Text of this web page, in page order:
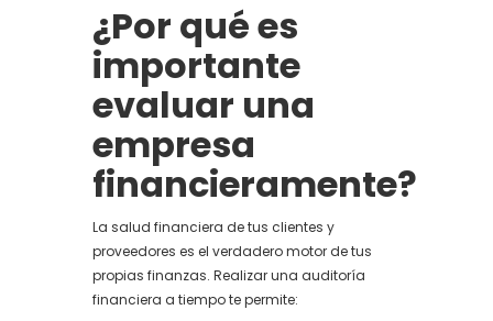
¿Por qué es
importante
evaluar una
empresa
financieramente?
La salud financiera de tus clientes y
proveedores es el verdadero motor de tus
propias finanzas. Realizar una auditoría
financiera a tiempo te permite: